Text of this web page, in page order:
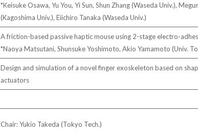
*Keisuke Osawa, Yu You, Yi Sun, Shun Zhang (Waseda Univ.),
(Kagoshima Univ.), Eiichiro Tanaka (Waseda Univ.)
A friction-based passive haptic mouse using 2-stage electro-
*Naoya Matsutani, Shunsuke Yoshimoto, Akio Yamamoto (Univ.
Design and simulation of a novel finger exoskeleton based on
actuators
Chair: Yukio Takeda (Tokyo Tech.)